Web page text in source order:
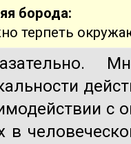
борода:
терпеть
с
в